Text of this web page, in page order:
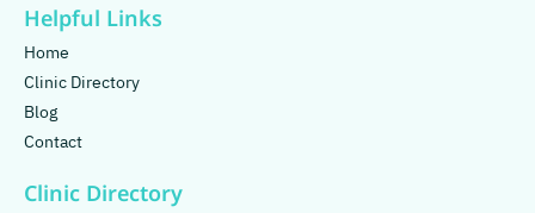
Helpful Links
Home
Clinic Directory
Blog
Contact
Clinic Directory